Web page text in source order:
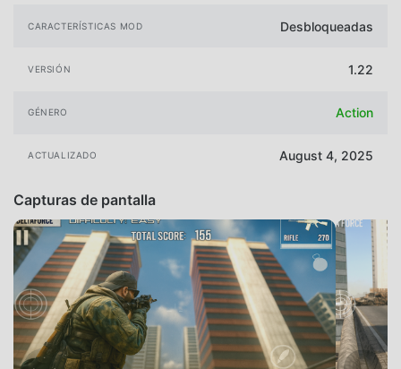
CARACTERÍSTICAS MOD Desbloqueadas
VERSIÓN 1.22
GÉNERO Action
ACTUALIZADO August 4, 2025
Capturas de pantalla